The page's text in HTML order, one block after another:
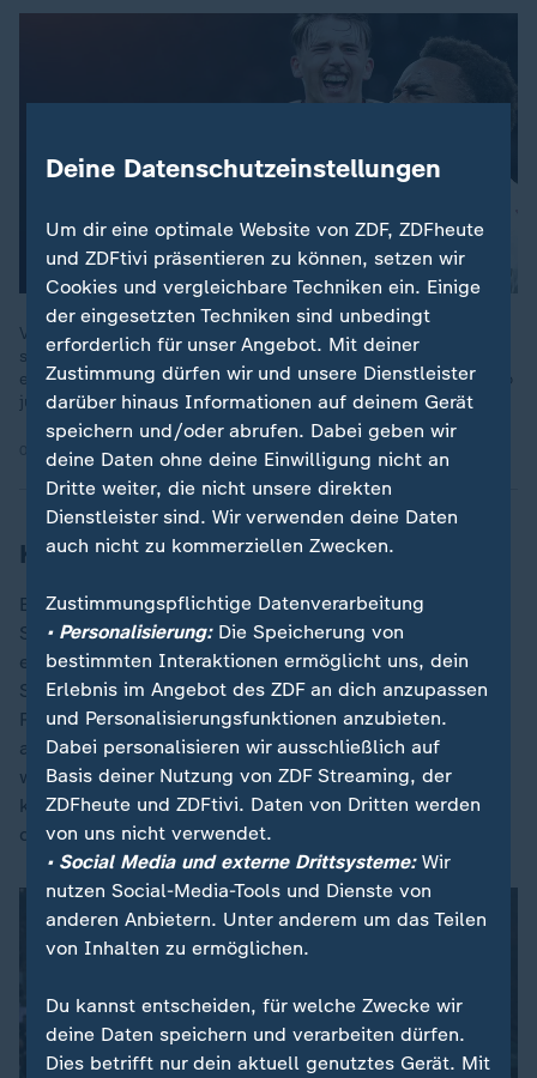
Viele sehen Lennart Karl, Saïd El Mala und Assan Ouédraogo
schon bei der WM. Aber können sie die riesigen Erwartungen
erfüllen und welche Gefahren bringt der Hype um Spieler in so
jungen Jahren?
04.12.2025 | 16:18 min
Kritik an Kwasniok wegen El Mala
El Mala sei vor allem dann einer seiner
Spielentscheider, wenn er im Laufe der Partie
eingewechselt werde. Ansonsten müsse er zu sehr
Spielarbeiter sein. Diese konstruiert wirkende
Rechtfertigung kommt bei weiten Teilen der Fanszene
allerdings nicht gut an. Denn es stellt sich die Frage,
was El Mala alles an spielentscheidenden Momenten
kreieren kann, wenn er die gesamte Spieldauer auf
dem Platz steht.
Deine Datenschutzeinstellungen
Um dir eine optimale Website von ZDF, ZDFheute
und ZDFtivi präsentieren zu können, setzen wir
Cookies und vergleichbare Techniken ein. Einige
der eingesetzten Techniken sind unbedingt
erforderlich für unser Angebot. Mit deiner
Zustimmung dürfen wir und unsere Dienstleister
darüber hinaus Informationen auf deinem Gerät
speichern und/oder abrufen. Dabei geben wir
deine Daten ohne deine Einwilligung nicht an
Dritte weiter, die nicht unsere direkten
Dienstleister sind. Wir verwenden deine Daten
auch nicht zu kommerziellen Zwecken.
Zustimmungspflichtige Datenverarbeitung
• Personalisierung:Die Speicherung von
bestimmten Interaktionen ermöglicht uns, dein
Erlebnis im Angebot des ZDF an dich anzupassen
und Personalisierungsfunktionen anzubieten.
Dabei personalisieren wir ausschließlich auf
Basis deiner Nutzung von ZDF Streaming, der
ZDFheute und ZDFtivi. Daten von Dritten werden
von uns nicht verwendet.
• Social Media und externe Drittsysteme:Wir
nutzen Social-Media-Tools und Dienste von
anderen Anbietern. Unter anderem um das Teilen
von Inhalten zu ermöglichen.
Du kannst entscheiden, für welche Zwecke wir
deine Daten speichern und verarbeiten dürfen.
Dies betrifft nur dein aktuell genutztes Gerät. Mit